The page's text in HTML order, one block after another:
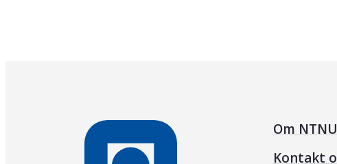
Om
Kontakt